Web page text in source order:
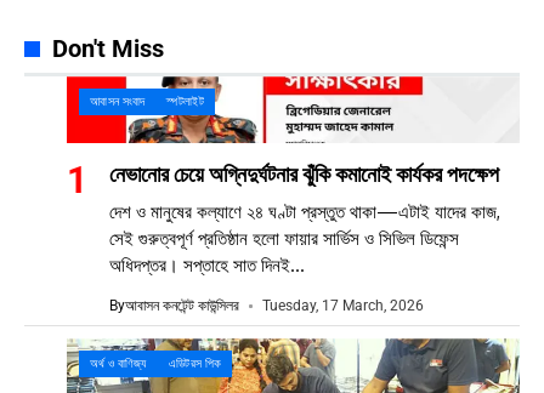
Don't Miss
আবাসন সংবাদ স্পটলাইট
নেভানোর চেয়ে অগ্নিদুর্ঘটনার ঝুঁকি কমানোই কার্যকর পদক্ষেপ
দেশ ও মানুষের কল্যাণে ২৪ ঘণ্টা প্রস্তুত থাকা—এটাই যাদের কাজ,
সেই গুরুত্বপূর্ণ প্রতিষ্ঠান হলো ফায়ার সার্ভিস ও সিভিল ডিফেন্স
অধিদপ্তর। সপ্তাহে সাত দিনই...
Byআবাসন কনটেন্ট কাউন্সিলর Tuesday, 17 March, 2026
অর্থ ও বাণিজ্য এডিটরস পিক